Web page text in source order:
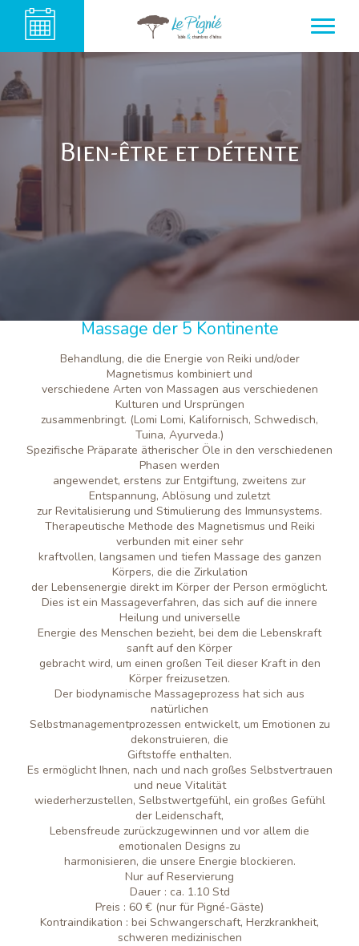
Bien-être et détente
Massage der 5 Kontinente
Behandlung, die die Energie von Reiki und/oder
Magnetismus kombiniert und
verschiedene Arten von Massagen aus verschiedenen
Kulturen und Ursprüngen
zusammenbringt. (Lomi Lomi, Kalifornisch, Schwedisch,
Tuina, Ayurveda.)
Spezifische Präparate ätherischer Öle in den verschiedenen
Phasen werden
angewendet, erstens zur Entgiftung, zweitens zur
Entspannung, Ablösung und zuletzt
zur Revitalisierung und Stimulierung des Immunsystems.
Therapeutische Methode des Magnetismus und Reiki
verbunden mit einer sehr
kraftvollen, langsamen und tiefen Massage des ganzen
Körpers, die die Zirkulation
der Lebensenergie direkt im Körper der Person ermöglicht.
Dies ist ein Massageverfahren, das sich auf die innere
Heilung und universelle
Energie des Menschen bezieht, bei dem die Lebenskraft
sanft auf den Körper
gebracht wird, um einen großen Teil dieser Kraft in den
Körper freizusetzen.
Der biodynamische Massageprozess hat sich aus
natürlichen
Selbstmanagementprozessen entwickelt, um Emotionen zu
dekonstruieren, die
Giftstoffe enthalten.
Es ermöglicht Ihnen, nach und nach großes Selbstvertrauen
und neue Vitalität
wiederherzustellen, Selbstwertgefühl, ein großes Gefühl
der Leidenschaft,
Lebensfreude zurückzugewinnen und vor allem die
emotionalen Designs zu
harmonisieren, die unsere Energie blockieren.
Nur auf Reservierung
Dauer : ca. 1.10 Std
Preis : 60 € (nur für Pigné-Gäste)
Kontraindikation : bei Schwangerschaft, Herzkrankheit,
schweren medizinischen